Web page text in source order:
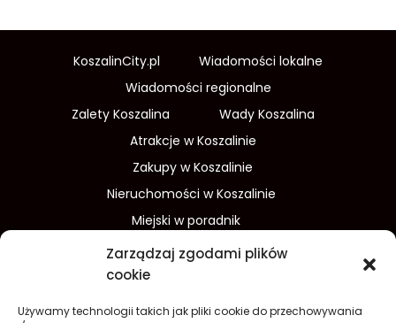
Zarządzaj zgodami plików
cookie
Używamy technologii takich jak pliki cookie do przechowywania
KoszalinCity.pl
Wiadomości lokalne
Wiadomości regionalne
Zalety Koszalina
Wady Koszalina
Atrakcje w Koszalinie
Zakupy w Koszalinie
Nieruchomości w Koszalinie
Miejski w poradnik
Wydarzenia w Koszalinie
Sport w Koszalinie